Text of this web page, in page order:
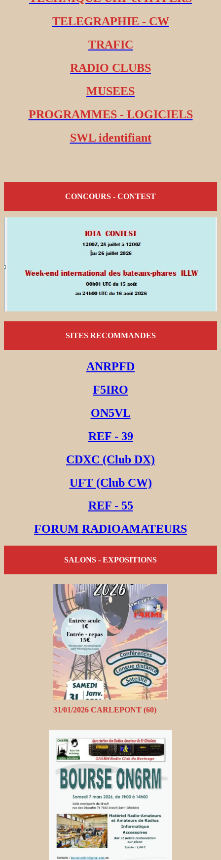
TELEGRAPHIE - CW
TRAFIC
RADIO CLUBS
MUSEES
PROGRAMMES - LOGICIELS
SWL identifiant
CONCOURS - CONTEST
SITES RECOMMANDES
ANRPFD
F5IRO
ON5VL
REF - 39
CDXC (Club DX)
UFT (Club CW)
REF - 55
FORUM RADIOAMATEURS
SALONS - EXPOSITIONS
31/01/2026 CARLEPONT (60)